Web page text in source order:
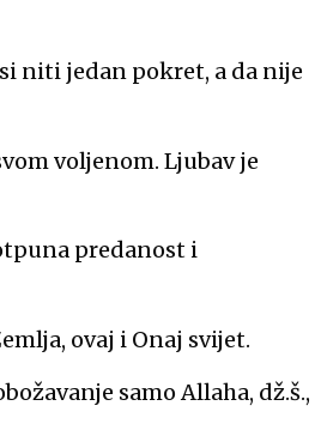
niti jedan pokret, a da nije
voljenom. Ljubav je
predanost i
ovaj i Onaj svijet.
samo Allaha, dž.š.,